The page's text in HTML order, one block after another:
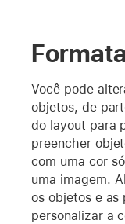
Você pode
objetos, de
do layout para
preencher
com uma cor
uma imagem.
os objetos e as
personalizar a